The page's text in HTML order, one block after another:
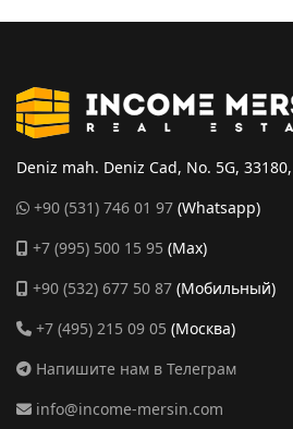
Deniz mah. Deniz Cad, No. 5G,
+90 (531) 746 01 97 (Whatsapp)
+7 (995) 500 15 95 (Max)
+90 (532) 677 50 87 (Мобильный)
+7 (495) 215 09 05 (Москва)
Напишите нам в Телеграм
info@income-mersin.com